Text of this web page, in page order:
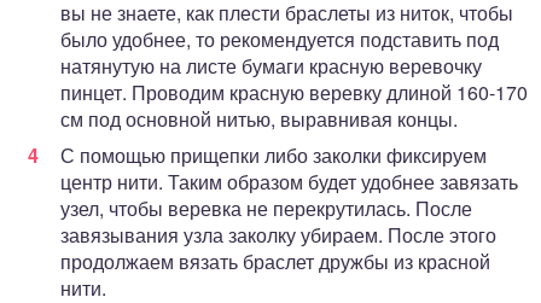
вы не знаете, как плести браслеты из ниток, чтобы
было удобнее, то рекомендуется подставить под
натянутую на листе бумаги красную веревочку
пинцет. Проводим красную веревку длиной 160-170
см под основной нитью, выравнивая концы.
С помощью прищепки либо заколки фиксируем
центр нити. Таким образом будет удобнее завязать
узел, чтобы веревка не перекрутилась. После
завязывания узла заколку убираем. После этого
продолжаем вязать браслет дружбы из красной
нити.